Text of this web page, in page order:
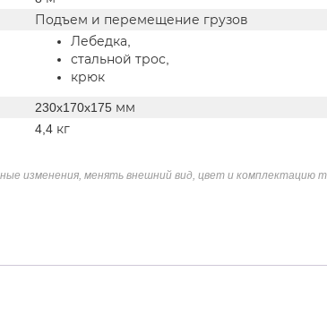
Подъем и перемещение грузов
Лебедка,
стальной трос,
крюк
230x170x175 мм
4,4 кг
изменения, менять внешний вид, цвет и комплектацию